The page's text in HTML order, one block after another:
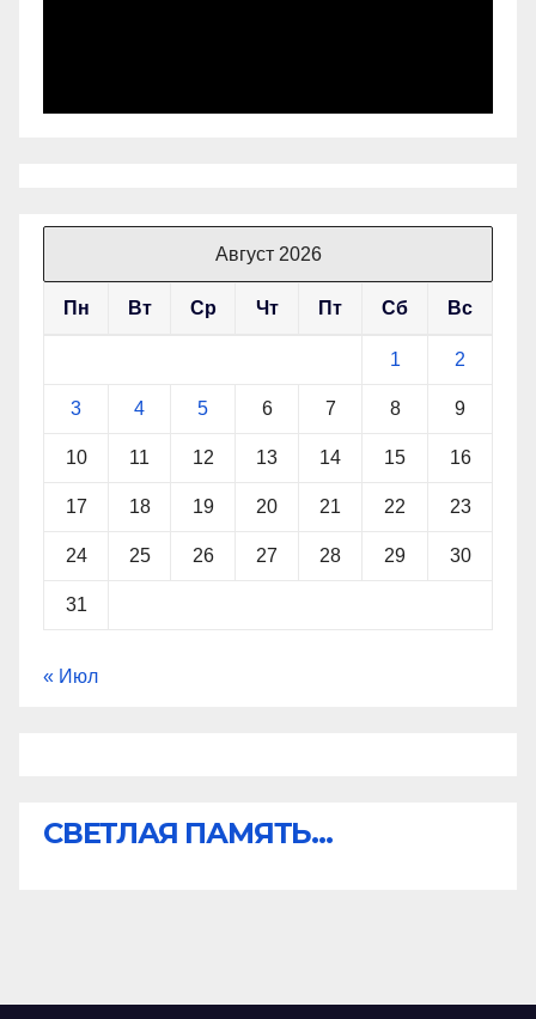
Август 2026
Пн Вт Ср Чт Пт Сб Вс
1 2
3 4 5 6 7 8 9
10 11 12 13 14 15 16
17 18 19 20 21 22 23
24 25 26 27 28 29 30
31
« Июл
СВЕТЛАЯ ПАМЯТЬ...